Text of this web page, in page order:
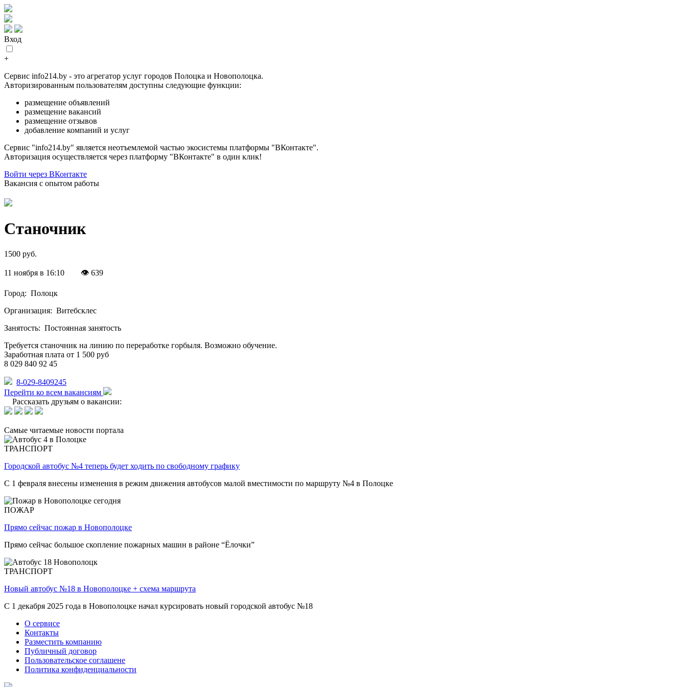
Вход
+
Сервис info214.by - это агрегатор услуг городов Полоцка и Новополоцка.
Авторизированным пользователям доступны следующие функции:
размещение объявлений
размещение вакансий
размещение отзывов
добавление компаний и услуг
Сервис "info214.by" является неотъемлемой частью экосистемы платформы "ВКонтакте".
Авторизация осуществляется через платформу "ВКонтакте" в один клик!
Войти через ВКонтакте
Вакансия с опытом работы
Станочник
1500 руб.
11 ноября в 16:10 👁 639
Город: Полоцк
Организация: Витебсклес
Занятость: Постоянная занятость
Требуется станочник на линию по переработке горбыля. Возможно обучение.
Заработная плата от 1 500 руб
8 029 840 92 45
8-029-8409245
Перейти ко всем вакансиям
Рассказать друзьям о вакансии:
Самые читаемые новости портала
ТРАНСПОРТ
Городской автобус №4 теперь будет ходить по свободному графику
С 1 февраля внесены изменения в режим движения автобусов малой вместимости по маршруту №4 в Полоцке
ПОЖАР
Прямо сейчас пожар в Новополоцке
Прямо сейчас большое скопление пожарных машин в районе “Ёлочки”
ТРАНСПОРТ
Новый автобус №18 в Новополоцке + схема маршрута
С 1 декабря 2025 года в Новополоцке начал курсировать новый городской автобус №18
О сервисе
Контакты
Разместить компанию
Публичный договор
Пользовательское соглашене
Политика конфиденциальности